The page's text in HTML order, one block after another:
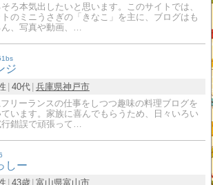
ろ本気出したいと思います。このサイトでは、
のミニうさぎの「きなこ」を主に、ブログはも
、写真や動画、…
ジ
40代 兵庫県神戸市
リーランスの仕事をしつつ趣味の料理ブログを
います。家族に喜んでもらうため、日々いろい
行錯誤で頑張って…
しー
43歳 富山県富山市